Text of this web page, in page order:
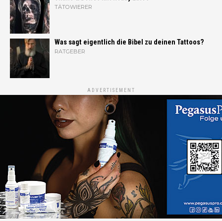
TÄTOWIERER
Was sagt eigentlich die Bibel zu deinen Tattoos?
RATGEBER
ADVERTISEMENT